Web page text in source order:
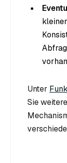
Unter
Sie